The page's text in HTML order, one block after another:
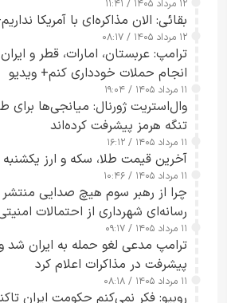
۱۲ مرداد ۱۴۰۵ / ۱۱:۴۱
بقائی: الان مذاکره‌ای با آمریکا
۱۲ مرداد ۱۴۰۵ / ۰۸:۱۷
ترامپ: عربستان، امارات، قطر و
انجام حملات خودداری کنم+ ویدیو
۱۱ مرداد ۱۴۰۵ / ۱۹:۰۴
وال‌استریت ژورنال: میانجی‌ها برای
تنگه هرمز پیشرفت کرده‌اند
۱۱ مرداد ۱۴۰۵ / ۱۶:۱۲
آخرین قیمت طلا، سکه و ارز یکشنبه 11 مرداد+ جدول
۱۱ مرداد ۱۴۰۵ / ۱۰:۴۶
چرا از رهبر سوم هیچ صدایی
رسانه‌ای شهرداری از احتمالات
جاسوسی گفت
۱۱ مرداد ۱۴۰۵ / ۰۹:۱۷
ترامپ مدعی لغو حمله به
پیشرفت در مذاکرات اعلام کرد
۱۱ مرداد ۱۴۰۵ / ۰۸:۱۸
روبیو: فکر نمی‌کنم حکومت ایران